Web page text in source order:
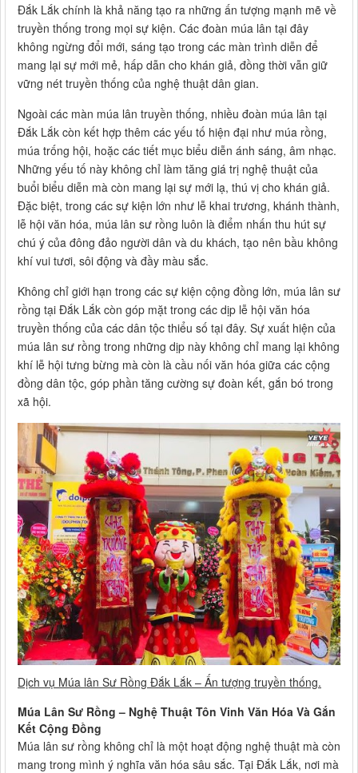
Đắk Lắk chính là khả năng tạo ra những ấn tượng mạnh mẽ về
truyền thống trong mọi sự kiện. Các đoàn múa lân tại đây
không ngừng đổi mới, sáng tạo trong các màn trình diễn để
mang lại sự mới mẻ, hấp dẫn cho khán giả, đồng thời vẫn giữ
vững nét truyền thống của nghệ thuật dân gian.
Ngoài các màn múa lân truyền thống, nhiều đoàn múa lân tại
Đắk Lắk còn kết hợp thêm các yếu tố hiện đại như múa rồng,
múa trống hội, hoặc các tiết mục biểu diễn ánh sáng, âm nhạc.
Những yếu tố này không chỉ làm tăng giá trị nghệ thuật của
buổi biểu diễn mà còn mang lại sự mới lạ, thú vị cho khán giả.
Đặc biệt, trong các sự kiện lớn như lễ khai trương, khánh thành,
lễ hội văn hóa, múa lân sư rồng luôn là điểm nhấn thu hút sự
chú ý của đông đảo người dân và du khách, tạo nên bầu không
khí vui tươi, sôi động và đầy màu sắc.
Không chỉ giới hạn trong các sự kiện cộng đồng lớn, múa lân sư
rồng tại Đắk Lắk còn góp mặt trong các dịp lễ hội văn hóa
truyền thống của các dân tộc thiểu số tại đây. Sự xuất hiện của
múa lân sư rồng trong những dịp này không chỉ mang lại không
khí lễ hội tưng bừng mà còn là cầu nối văn hóa giữa các cộng
đồng dân tộc, góp phần tăng cường sự đoàn kết, gắn bó trong
xã hội.
Dịch vụ Múa lân Sư Rồng Đắk Lắk – Ấn tượng truyền thống.
Múa Lân Sư Rồng – Nghệ Thuật Tôn Vinh Văn Hóa Và Gắn
Kết Cộng Đồng
Múa lân sư rồng không chỉ là một hoạt động nghệ thuật mà còn
mang trong mình ý nghĩa văn hóa sâu sắc. Tại Đắk Lắk, nơi mà